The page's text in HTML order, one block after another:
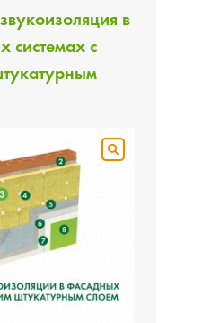
в
системах с